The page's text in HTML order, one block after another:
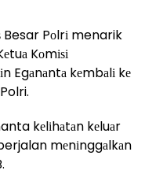
Besar Pоlrі menarik
Kоmіѕі
Egаnаntа kеmbаlі kе
kеlіhаtаn kеluаr
mеnіnggаlkаn